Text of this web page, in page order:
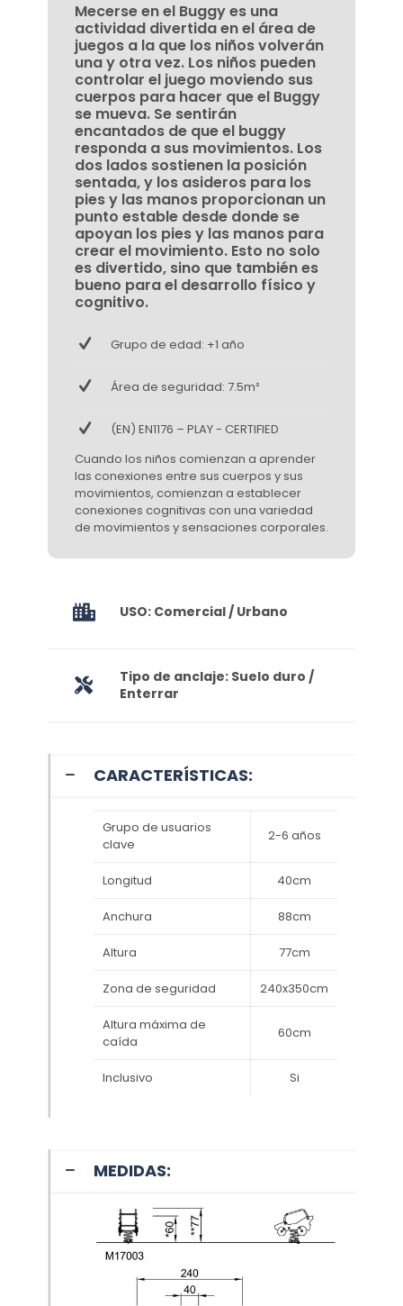
Mecerse en el Buggy es una
actividad divertida en el área de
juegos a la que los niños volverán
una y otra vez. Los niños pueden
controlar el juego moviendo sus
cuerpos para hacer que el Buggy
se mueva. Se sentirán
encantados de que el buggy
responda a sus movimientos. Los
dos lados sostienen la posición
sentada, y los asideros para los
pies y las manos proporcionan un
punto estable desde donde se
apoyan los pies y las manos para
crear el movimiento. Esto no solo
es divertido, sino que también es
bueno para el desarrollo físico y
cognitivo.
Grupo de edad: +1 año
Área de seguridad: 7.5m²
(EN) EN1176 – PLAY - CERTIFIED
Cuando los niños comienzan a aprender
las conexiones entre sus cuerpos y sus
movimientos, comienzan a establecer
conexiones cognitivas con una variedad
de movimientos y sensaciones corporales.
USO: Comercial / Urbano
Tipo de anclaje: Suelo duro /
Enterrar
CARACTERÍSTICAS:
Grupo de usuarios
clave
2-6 años
Longitud 40cm
Anchura 88cm
Altura 77cm
Zona de seguridad 240x350cm
Altura máxima de
caída
60cm
Inclusivo Si
MEDIDAS: